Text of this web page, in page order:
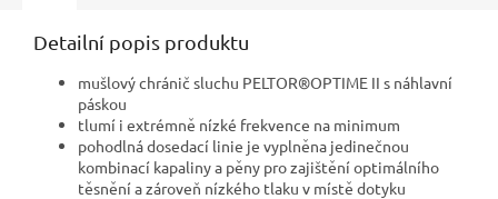
Detailní popis produktu
mušlový chránič sluchu PELTOR®OPTIME II s náhlavní
páskou
tlumí i extrémně nízké frekvence na minimum
pohodlná dosedací linie je vyplněna jedinečnou
kombinací kapaliny a pěny pro zajištění optimálního
těsnění a zároveň nízkého tlaku v místě dotyku